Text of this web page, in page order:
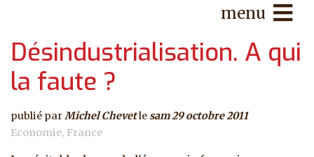
menu
Désindustrialisation. A qui
la faute ?
publié parMichel Chevetle sam 29 octobre 2011
Economie France